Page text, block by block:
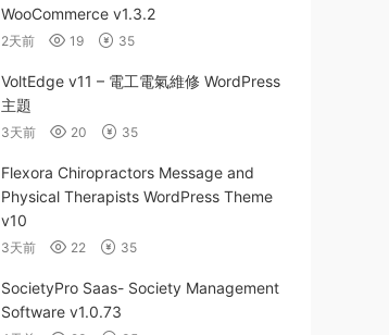
WooCommerce v1.3.2
2天前 19 35
VoltEdge v11 – 電工電氣維修 WordPress
主題
3天前 20 35
Flexora Chiropractors Message and
Physical Therapists WordPress Theme
v10
3天前 22 35
SocietyPro Saas- Society Management
Software v1.0.73